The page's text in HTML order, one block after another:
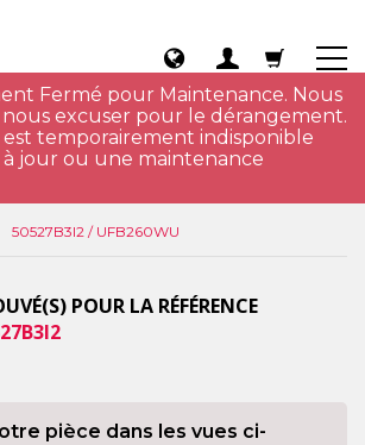
Fermé pour Maintenance. Nous
excuser pour le dérangement.
temporairement indisponible
jour ou une maintenance
50527B3I2 / UFB260WU
POUR LA RÉFÉRENCE
pièce dans les vues ci-